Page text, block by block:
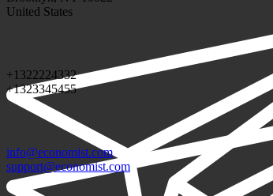
United States
+1322224332
+1323345455
info@economist.com
support@economist.com